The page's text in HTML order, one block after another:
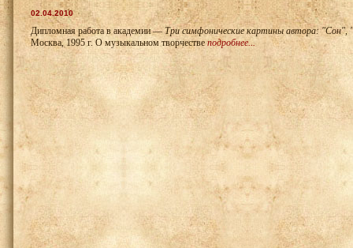
02.04.2010
Дипломная работа в академии — Три симфонические картины автора:
Москва, 1995 г. О музыкальном творчествеподробнее...